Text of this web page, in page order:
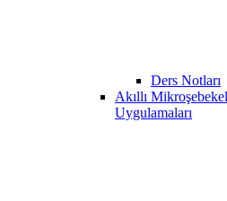
Ders Notları
Akıllı
Uygulamaları